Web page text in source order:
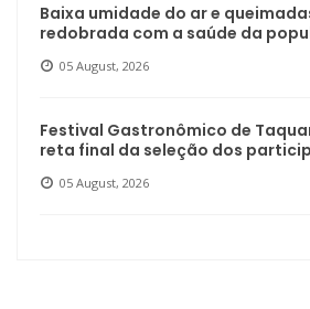
Baixa umidade do ar e
redobrada com a saúde da
05 August, 2026
Festival Gastronômico de
reta final da seleção dos
05 August, 2026